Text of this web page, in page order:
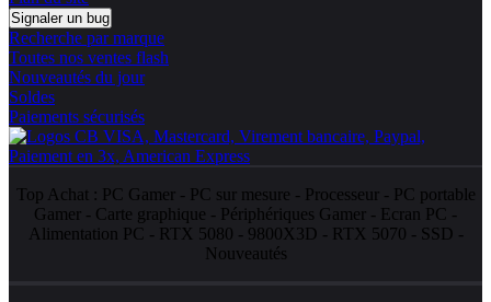
Signaler un bug
Recherche par marque
Toutes nos ventes flash
Nouveautés du jour
Soldes
Paiements sécurisés
Top Achat : PC Gamer- PC sur mesure - Processeur- PC portable
Gamer - Carte graphique - Périphériques Gamer - Ecran PC -
Alimentation PC - RTX 5080 - 9800X3D - RTX 5070 - SSD -
Nouveautés